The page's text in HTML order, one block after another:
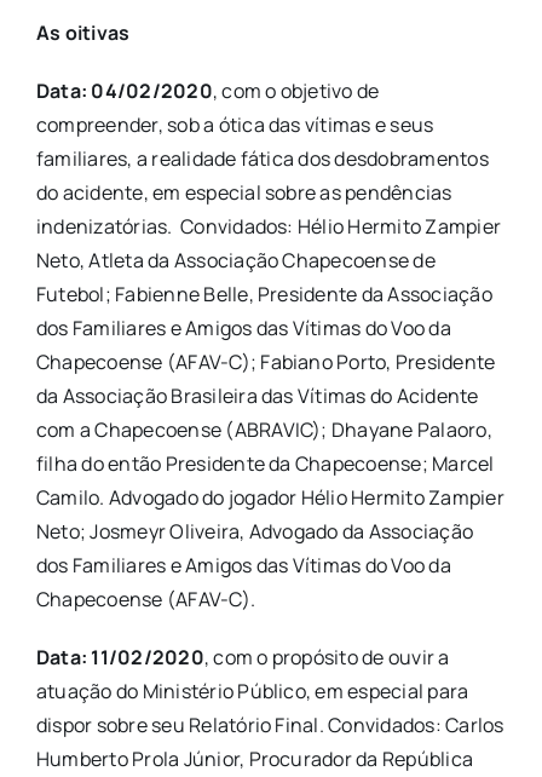
As oitivas
Data: 04/02/2020, com o objetivo de
compreender, sob a ótica das vítimas e seus
familiares, a realidade fática dos desdobramentos
do acidente, em especial sobre as pendências
indenizatórias. Convidados: Hélio Hermito Zampier
Neto, Atleta da Associação Chapecoense de
Futebol; Fabienne Belle, Presidente da Associação
dos Familiares e Amigos das Vítimas do Voo da
Chapecoense (AFAV-C); Fabiano Porto, Presidente
da Associação Brasileira das Vítimas do Acidente
com a Chapecoense (ABRAVIC); Dhayane Palaoro,
filha do então Presidente da Chapecoense; Marcel
Camilo. Advogado do jogador Hélio Hermito Zampier
Neto; Josmeyr Oliveira, Advogado da Associação
dos Familiares e Amigos das Vítimas do Voo da
Chapecoense (AFAV-C).
Data: 11/02/2020, com o propósito de ouvir a
atuação do Ministério Público, em especial para
dispor sobre seu Relatório Final. Convidados: Carlos
Humberto Prola Júnior, Procurador da República